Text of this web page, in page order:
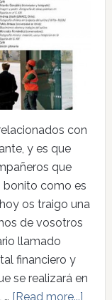
con
y es que
que
bonito como es
os traigo una
de vosotros
llamado
financiero y
se realizará en
… [Read more...]